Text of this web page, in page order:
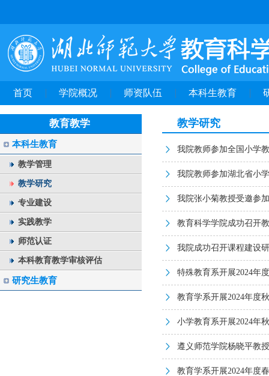
首页 学院概况 师资队伍 本科生教育
教育教学
本科生教育
教学管理
教学研究
专业建设
实践教学
师范认证
本科教育教学审核评估
研究生教育
教学研究
我院教师参加全国小学
我院教师参加湖北省小
我院张小菊教授受邀参
教育科学学院成功召开
我院成功召开课程建设
特殊教育系开展2024年
教育学系开展2024年度
小学教育系开展2024年
遵义师范学院杨晓平教
教育学系开展2024年度